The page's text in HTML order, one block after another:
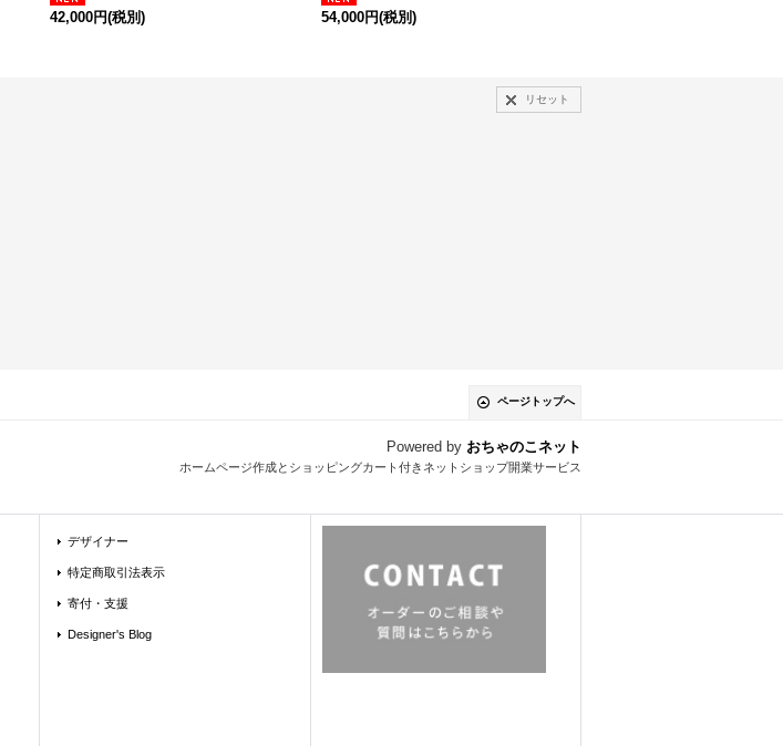
42,000円(税別) 54,000円(税別)
リセット
ページトップへ
Powered by おちゃのこネット
ホームページ作成とショッピングカート付きネットショップ開業サービス
デザイナー
特定商取引法表示
寄付・支援
Designer's Blog